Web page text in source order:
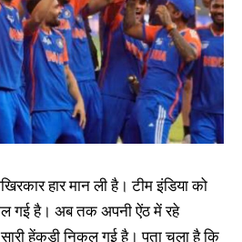
हार मान ली है। टीम इंडिया को
गई है। अब तक अपनी ऐंठ में रहे
हेंकड़ी निकल गई है। पता चला है कि